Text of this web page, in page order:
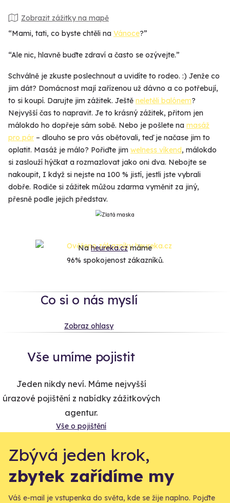
Zobrazit zážitky na mapě
“Mami, tati, co byste chtěli na Vánoce?”
“Ale nic, hlavně buďte zdraví a často se ozývejte.”
Schválně je zkuste poslechnout a uvidíte to rodeo. :) Jenže co
jim dát? Domácnost mají zařízenou už dávno a co potřebují,
to si koupí. Darujte jim zážitek. Ještě neletěli balónem?
Nejvyšší čas to napravit. Je to krásný zážitek, přitom jen
málokdo ho dopřeje sám sobě. Nebo je pošlete na masáž
pro pár – dlouho se pro vás obětovali, teď je načase jim to
oplatit. Masáž je málo? Pořiďte jim welness víkend, málokdo
si zaslouží hýčkat a rozmazlovat jako oni dva. Nebojte se
nakoupit, I když si nejste na 100 % jistí, jestli jste vybrali
dobře. Rodiče si zážitek můžou zdarma vyměnit za jiný,
přesně podle jejich představ.
Naheureka.czmáme
96% spokojenost zákazníků.
Co si o nás myslí
Zobraz ohlasy
Vše umíme pojistit
Jeden nikdy neví. Máme nejvyšší
úrazové pojištění z nabídky zážitkových
agentur.
Vše o pojištění
Zbývá jeden krok,
zbytek zařídíme my
Váš e-mail je vstupenka do světa, kde se žije naplno. Pojďte